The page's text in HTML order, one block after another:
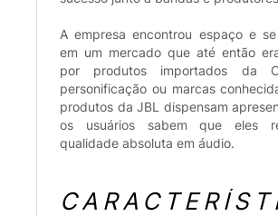
A empresa encontrou espaço e
em um mercado que até então
por produtos importados da
personificação ou marcas
produtos da JBL dispensam
os usuários sabem que eles
qualidade absoluta em áudio.